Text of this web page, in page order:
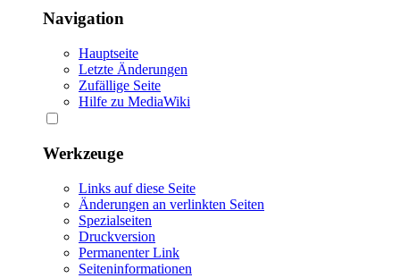
Navigation
Hauptseite
Letzte Änderungen
Zufällige Seite
Hilfe zu MediaWiki
Werkzeuge
Links auf diese Seite
Änderungen an verlinkten Seiten
Spezialseiten
Druckversion
Permanenter Link
Seiten­informationen